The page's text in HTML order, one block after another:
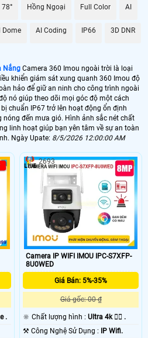
dàng trên điện thoại bạn có thể dễ dàng
lại sự tin cậy cao với hình ảnh rõ nét và
78° Hồng Ngoại Full Color AI
Dome AI Coding IP66 3D DNR
Nắng Camera 360 Imou ngoài trời là loại
khiển giám sát xung quanh 360 Imou độ
hảo để giữ an ninh cho công trình ngoài
nó giúp theo dõi mọi góc độ một cách
chuẩn IP67 trở lên hoạt động ổn định
đến mưa gió. Hình ảnh sắc nét chất
linh hoạt giúp bạn yên tâm về sự an toàn
Ngày Upate: 8/5/2026 12:00:00 AM
.
Camera IP WIFI IMOU IPC-S7XFP-
8U0WED
Giá Bán: 5%-35%
Giá gốc: 00 ₫
🔆 Chất lượng hình :Ultra 4k 👍🏾 .
⚒ Công Nghệ Sử Dụng :
IP Wifi.
2693